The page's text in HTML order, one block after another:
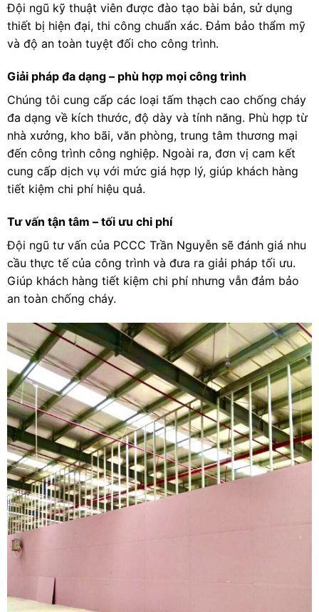
Đội ngũ kỹ thuật viên được đào tạo bài bản, sử dụng
thiết bị hiện đại, thi công chuẩn xác. Đảm bảo thẩm mỹ
và độ an toàn tuyệt đối cho công trình.
Giải pháp đa dạng – phù hợp mọi công trình
Chúng tôi cung cấp các loại tấm thạch cao chống cháy
đa dạng về kích thước, độ dày và tính năng. Phù hợp từ
nhà xưởng, kho bãi, văn phòng, trung tâm thương mại
đến công trình công nghiệp. Ngoài ra, đơn vị cam kết
cung cấp dịch vụ với mức giá hợp lý, giúp khách hàng
tiết kiệm chi phí hiệu quả.
Tư vấn tận tâm – tối ưu chi phí
Đội ngũ tư vấn của PCCC Trần Nguyễn sẽ đánh giá nhu
cầu thực tế của công trình và đưa ra giải pháp tối ưu.
Giúp khách hàng tiết kiệm chi phí nhưng vẫn đảm bảo
an toàn chống cháy.